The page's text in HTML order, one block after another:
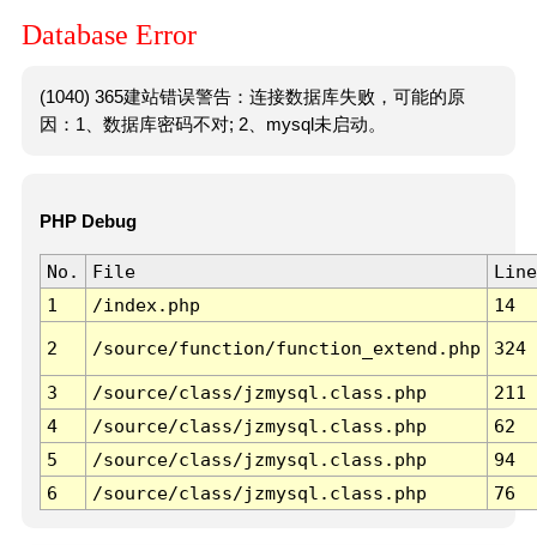
Database Error
(1040) 365建站错误警告：连接数据库失败，可能的原
因：1、数据库密码不对; 2、mysql未启动。
PHP Debug
No. File
Line
1
/index.php 14
2 /source/function/function_extend.php 324
3 /source/class/jzmysql.class.php
211
4
/source/class/jzmysql.class.php
62
5
/source/class/jzmysql.class.php
94
6
/source/class/jzmysql.class.php 76